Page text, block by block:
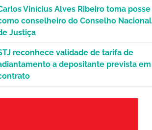
Vinícius Alves Ribeiro toma posse
conselheiro do Conselho Nacional
Justiça
reconhece validade de tarifa de
a depositante prevista em